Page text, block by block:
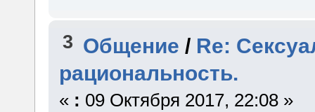
3 Общение / Re:
рациональность.
« : 09 Октября 2017, 22:08 »